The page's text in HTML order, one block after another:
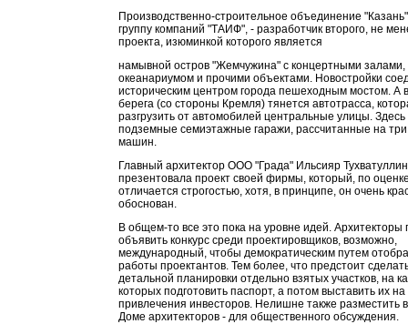
Производственно-строительное объединение
группу компаний "ТАИФ", - разработчик второго, не
проекта, изюминкой которого является
намывной остров "Жемчужина" с концертными залами,
океанариумом и прочими объектами. Новостройки
историческим центром города пешеходным мостом. А
берега (со стороны Кремля) тянется автотрасса,
разгрузить от автомобилей центральные улицы.
подземные семиэтажные гаражи, рассчитанные на
машин.
Главный архитектор ООО "Града" Ильсияр
презентовала проект своей фирмы, который, по
отличается строгостью, хотя, в принципе, он очень
обоснован.
В общем-то все это пока на уровне идей.
объявить конкурс среди проектировщиков, возможно,
международный, чтобы демократическим путем
работы проектантов. Тем более, что предстоит
детальной планировки отдельно взятых участков, на
которых подготовить паспорт, а потом выставить их
привлечения инвесторов. Нелишне также разместить
Доме архитекторов - для общественного обсуждения.